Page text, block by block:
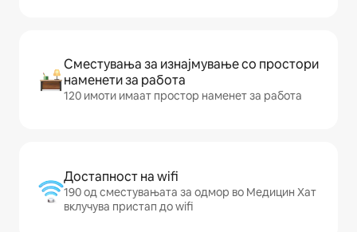
Сместувања за изнајмување со простори
наменети за работа
120 имоти имаат простор наменет за работа
Достапност на wifi
190 од сместувањата за одмор во Медицин Хат
вклучува пристап до wifi